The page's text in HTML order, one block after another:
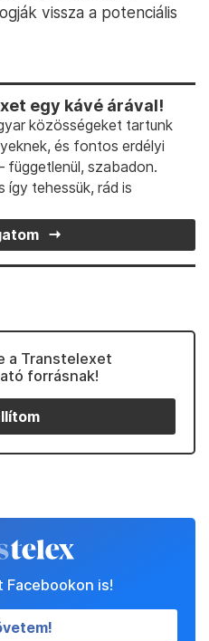
vissza a potenciális
egy kávé árával!
közösségeket tartunk
és fontos erdélyi
szabadon.
tehessük, rád is
a Transtelexet
forrásnak!
Facebookon is!